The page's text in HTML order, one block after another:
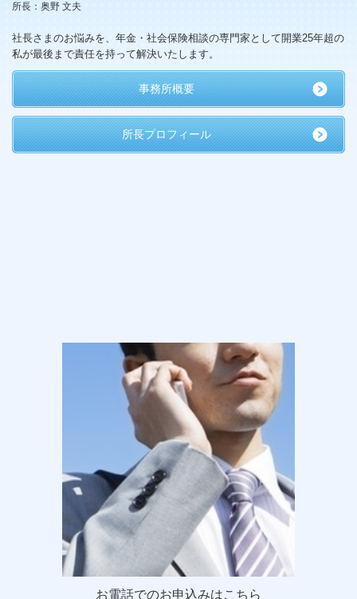
所長：奥野 文夫
社長さまのお悩みを、年金・社会保険相談の専門家として開業25年超の
私が最後まで責任を持って解決いたします。
事務所概要
所長プロフィール
お電話でのお申込みはこちら